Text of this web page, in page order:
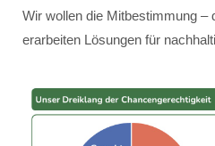
Wir wollen die Mitbestimmung –
erarbeiten Lösungen für